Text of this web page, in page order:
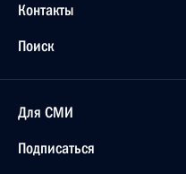
Контакты
Поиск
Для СМИ
Подписаться